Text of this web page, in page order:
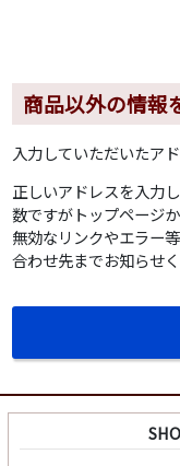
商品以外の情報
入力していただいたア
正しいアドレスを入力
数ですがトップページ
無効なリンクやエラー
合わせ先までお知らせく